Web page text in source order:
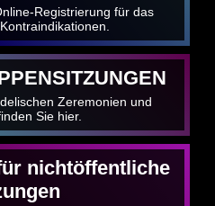
Registrierung für das
Zeremonien und
Sie hier.
nichtöffentliche